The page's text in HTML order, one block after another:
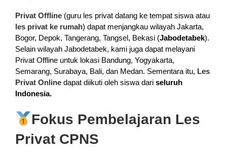
Privat Offline(guru les privat datang ke tempat siswa atau
les privat ke rumah) dapat menjangkau wilayah Jakarta,
Bogor, Depok, Tangerang, Tangsel, Bekasi (Jabodetabek).
Selain wilayah Jabodetabek, kami juga dapat melayani
Privat Offline untuk lokasi Bandung, Yogyakarta,
Semarang, Surabaya, Bali, dan Medan. Sementara itu, Les
Privat Onlinedapat diikuti oleh siswa dari seluruh
Indonesia.
Fokus Pembelajaran Les
Privat CPNS